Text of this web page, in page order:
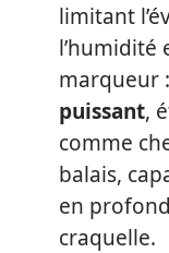
limitant
l’humidité
marqueur
puissant,
comme
balais,
en
craquelle.